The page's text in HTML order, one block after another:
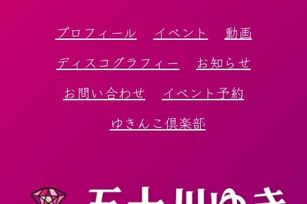
プロフィール イベント
動画
ディスコグラフィー
お知らせ
お問い合わせ
イベント予約
ゆきんこ倶楽部